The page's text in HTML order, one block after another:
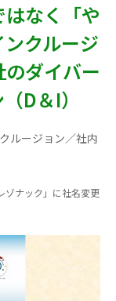
はなく「や
クルージ
ダイバー
D＆I）
ルージョン／社内
ナック」に社名変更